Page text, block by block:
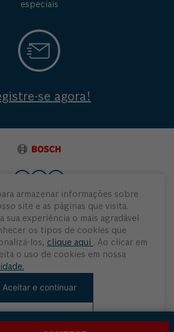
armazenar informações sobre
site e as páginas que visita.
sua experiência o mais agradável
os tipos de cookies que
los, clique aqui . Ao clicar em
o uso de cookies em nossa
Aceitar e continuar
especiais
se agora!
Institucional
Atendimento
Minha Conta